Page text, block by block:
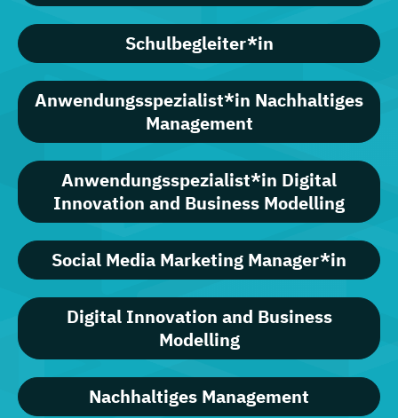
Schulbegleiter*in
Anwendungsspezialist*in Nachhaltiges
Management
Anwendungsspezialist*in Digital
Innovation and Business Modelling
Social Media Marketing Manager*in
Digital Innovation and Business
Modelling
Nachhaltiges Management